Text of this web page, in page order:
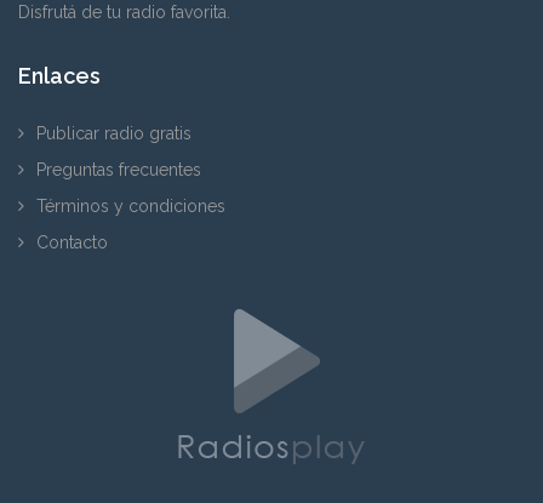
Disfrutá de tu radio favorita.
Enlaces
Publicar radio gratis
Preguntas frecuentes
Términos y condiciones
Contacto